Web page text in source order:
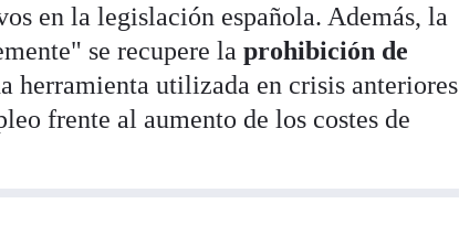
en la legislación española. Además, la
se recupere laprohibición de
herramienta utilizada en crisis anteriores
frente al aumento de los costes de